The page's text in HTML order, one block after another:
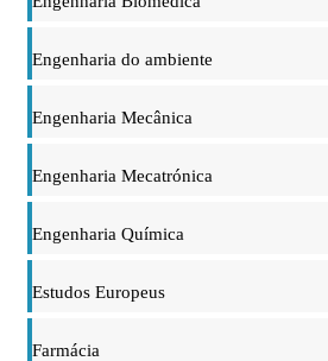
Engenharia do ambiente
Engenharia Mecânica
Engenharia Mecatrónica
Engenharia Química
Estudos Europeus
Farmácia